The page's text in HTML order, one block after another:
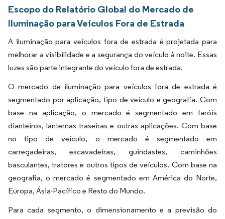
Escopo do Relatório Global do Mercado de
Iluminação para Veículos Fora de Estrada
A iluminação para veículos fora de estrada é projetada para
melhorar a visibilidade e a segurança do veículo à noite. Essas
luzes são parte integrante do veículo fora de estrada.
O mercado de iluminação para veículos fora de estrada é
segmentado por aplicação, tipo de veículo e geografia. Com
base na aplicação, o mercado é segmentado em faróis
dianteiros, lanternas traseiras e outras aplicações. Com base
no tipo de veículo, o mercado é segmentado em
carregadeiras, escavadeiras, guindastes, caminhões
basculantes, tratores e outros tipos de veículos. Com base na
geografia, o mercado é segmentado em América do Norte,
Europa, Ásia-Pacífico e Resto do Mundo.
Para cada segmento, o dimensionamento e a previsão do